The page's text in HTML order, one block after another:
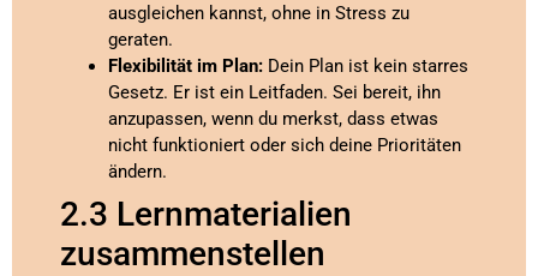
ausgleichen kannst, ohne in Stress zu
geraten.
Flexibilität im Plan: Dein Plan ist kein starres
Gesetz. Er ist ein Leitfaden. Sei bereit, ihn
anzupassen, wenn du merkst, dass etwas
nicht funktioniert oder sich deine Prioritäten
ändern.
2.3 Lernmaterialien
zusammenstellen